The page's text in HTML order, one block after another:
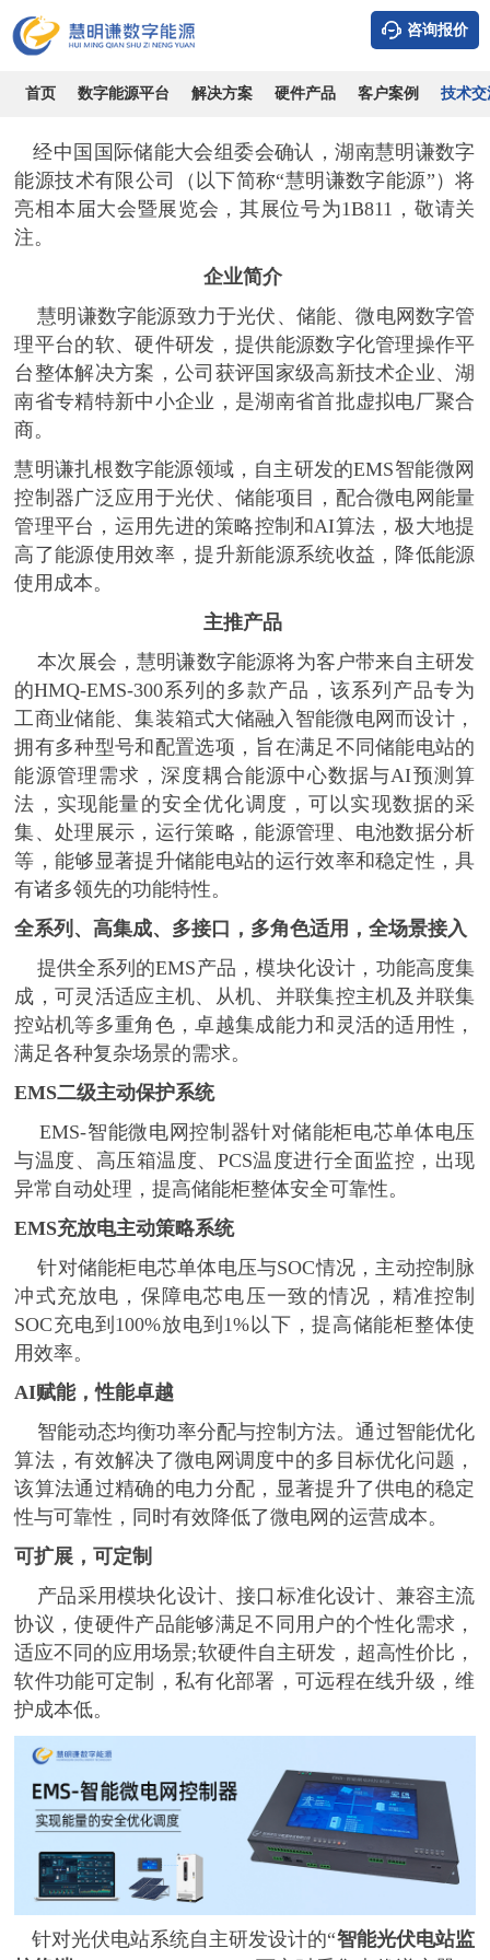
咨询报价
首页 数字能源平台 解决方案 硬件产品 客户案例 技术交
慧明谦数字能源参加第十五届中国国际储能大会暨展览会
时间：2026-08-07 浏览：9047 作者：admin
经中国国际储能大会组委会确认，湖南慧明谦数字
能源技术有限公司（以下简称“慧明谦数字能源”）将
亮相本届大会暨展览会，其展位号为1B811，敬请关
注。
企业简介
慧明谦数字能源致力于光伏、储能、微电网数字管
理平台的软、硬件研发，提供能源数字化管理操作平
台整体解决方案，公司获评国家级高新技术企业、湖
南省专精特新中小企业，是湖南省首批虚拟电厂聚合
商。
慧明谦扎根数字能源领域，自主研发的EMS智能微网
控制器广泛应用于光伏、储能项目，配合微电网能量
管理平台，运用先进的策略控制和AI算法，极大地提
高了能源使用效率，提升新能源系统收益，降低能源
使用成本。
主推产品
本次展会，慧明谦数字能源将为客户带来自主研发
的HMQ-EMS-300系列 的多款产品，该系列产品专为
工商业储能、集装箱式大储融入智能微电网而设计，
拥有多种型号和配置选项，旨在满足不同储能电站的
能源管理需求，深度耦合能源中心数据与AI预测算
法，实现能量的安全优化调度，可以实现数据的采
集、处理展示，运行策略，能源管理、电池数据分析
等，能够显著提升储能电站的运行效率和稳定性，具
有诸多领先的功能特性。
全系列、高集成、多接口，多角色适用，全场景接入
提供全系列的EMS产品，模块化设计，功能高度集
成，可灵活适应主机、从机、并联集控主机及并联集
控站机等多重角色，卓越集成能力和灵活的适用性，
满足各种复杂场景的需求。
EMS二级主动保护系统
EMS-智能微电网控制器针对储能柜电芯单体电压
与温度、高压箱温度、PCS温度进行全面监控，出现
异常自动处理，提高储能柜整体安全可靠性。
EMS充放电主动策略系统
针对储能柜电芯单体电压与SOC情况，主动控制脉
冲式充放电，保障电芯电压一致的情况，精准控制
SOC充电到100%放电到1%以下，提高储能柜整体使
用效率。
AI赋能，性能卓越
智能动态均衡功率分配与控制方法。通过智能优化
算法，有效解决了微电网调度中的多目标优化问题，
该算法通过精确的电力分配，显著提升了供电的稳定
性与可靠性，同时有效降低了微电网的运营成本。
可扩展，可定制
产品采用模块化设计、接口标准化设计、兼容主流
协议，使硬件产品能够满足不同用户的个性化需求，
适应不同的应用场景;软硬件自主研发，超高性价比，
软件功能可定制，私有化部署，可远程在线升级，维
护成本低。
针对光伏电站系统自主研发设计的“智能光伏电站监